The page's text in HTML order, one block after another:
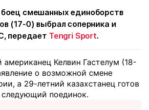
боец смешанных единоборств
(17-0) выбрал соперника и
передает Tengri Sport.
американец Келвин Гастелум (18-
о возможной смене
а 29-летний казахстанец готов
поединок.